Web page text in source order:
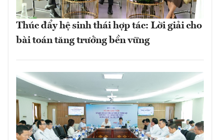
Thúc đẩy hệ sinh thái hợp tác: Lời giải cho
bài toán tăng trưởng bền vững